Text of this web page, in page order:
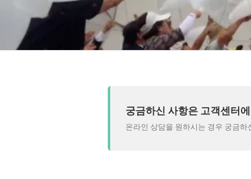
궁금하신 사항은 고객센터
온라인 상담을 원하시는 경우 궁금